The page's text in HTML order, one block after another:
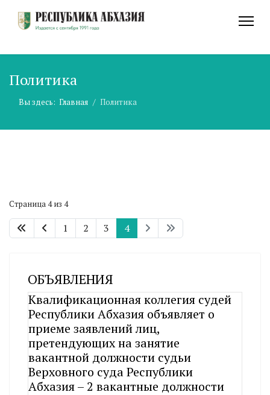
Политика
Вы здесь: Главная Политика
Страница 4 из 4
1 2 3 4
ОБЪЯВЛЕНИЯ
Квалификационная коллегия судей
Республики Абхазия объявляет о
приеме заявлений лиц,
претендующих на занятие
вакантной должности судьи
Верховного суда Республики
Абхазия – 2 вакантные должности